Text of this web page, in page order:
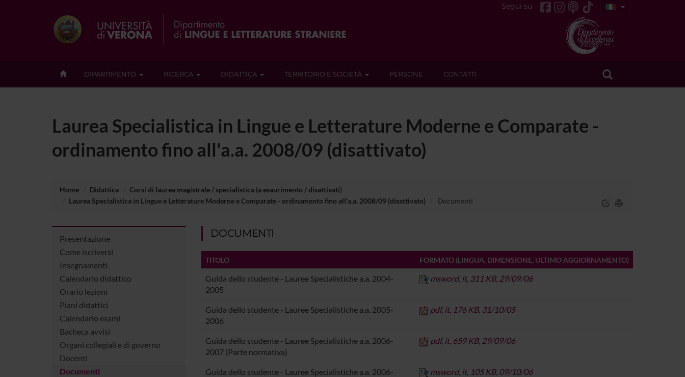
Segui su
DIPARTIMENTO RICERCA DIDATTICA TERRITORIO E SOCIETÀ PERSONE CONTATTI
Laurea Specialistica in Lingue e Letterature Moderne e Comparate -
ordinamento fino all'a.a. 2008/09 (disattivato)
Home Didattica
Corsi di laurea magistrale / specialistica (a esaurimento / disattivati)
Laurea Specialistica in Lingue e Letterature Moderne e Comparate - ordinamento fino all'a.a. 2008/09 (disattivato)
Documenti
Presentazione
Come iscriversi
Insegnamenti
Calendario didattico
Orario lezioni
Piani didattici
Calendario esami
Bacheca avvisi
Organi collegiali e di governo
Docenti
Documenti
DOCUMENTI
TITOLO FORMATO (LINGUA, DIMENSIONE, ULTIMO AGGIORNAMENTO)
Guida dello studente - Lauree Specialistiche a.a. 2004-
2005
msword, it, 311 KB, 29/09/06
Guida dello studente - Lauree Specialistiche a.a. 2005-
2006
pdf, it, 176 KB, 31/10/05
Guida dello studente - Lauree Specialistiche a.a. 2006-
2007 (Parte normativa)
pdf, it, 659 KB, 29/09/06
Guida dello studente - Lauree Specialistiche a.a. 2006-
msword, it, 105 KB, 09/10/06